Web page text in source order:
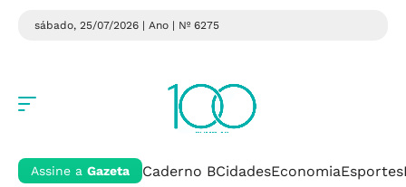
sábado, 25/07/2026 | Ano | Nº 6275
Assine a Gazeta Caderno BCidadesEconomiaEsportes